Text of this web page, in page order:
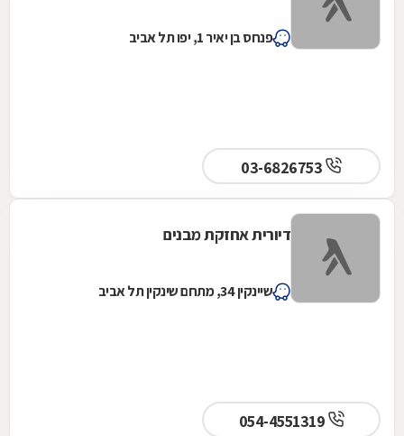
פנחס בן יאיר 1, יפו תל אביב
דיורית אחזקת מבנים
שיינקין 34, מתחם שינקין תל אביב